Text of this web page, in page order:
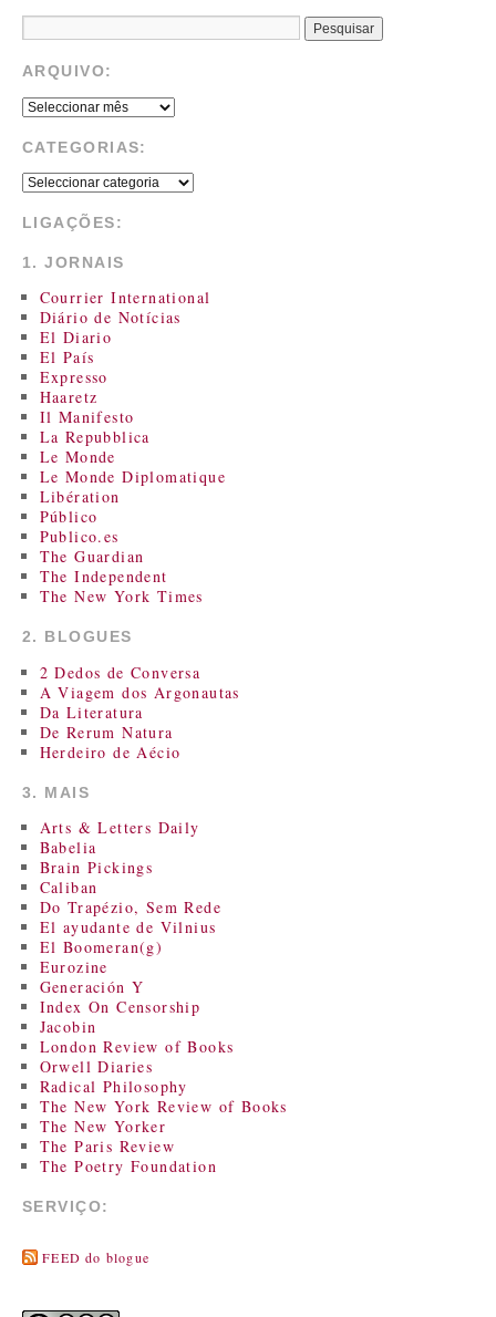
ARQUIVO:
CATEGORIAS:
LIGAÇÕES:
1. JORNAIS
Courrier International
Diário de Notícias
El Diario
El País
Expresso
Haaretz
Il Manifesto
La Repubblica
Le Monde
Le Monde Diplomatique
Libération
Público
Publico.es
The Guardian
The Independent
The New York Times
2. BLOGUES
2 Dedos de Conversa
A Viagem dos Argonautas
Da Literatura
De Rerum Natura
Herdeiro de Aécio
3. MAIS
Arts & Letters Daily
Babelia
Brain Pickings
Caliban
Do Trapézio, Sem Rede
El ayudante de Vilnius
El Boomeran(g)
Eurozine
Generación Y
Index On Censorship
Jacobin
London Review of Books
Orwell Diaries
Radical Philosophy
The New York Review of Books
The New Yorker
The Paris Review
The Poetry Foundation
SERVIÇO:
FEED do blogue